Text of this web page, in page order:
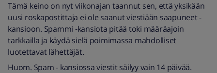
Tämä keino on nyt viikonajan taannut sen, että yksikään
uusi roskapostittaja ei ole saanut viestiään saapuneet -
kansioon. Spammi -kansiota pitää toki määräajoin
tarkkailla ja käydä sielä poimimassa mahdolliset
luotettavat lähettäjät.
Huom. Spam - kansiossa viestit säilyy vain 14 päivää.